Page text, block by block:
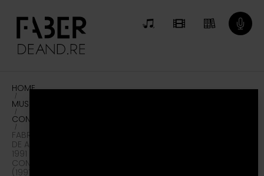
HOME
/
MUSICA
/
CONCERTI
/
FABRIZIO
DE ANDRÉ
1991
CONCERTI
(1991)